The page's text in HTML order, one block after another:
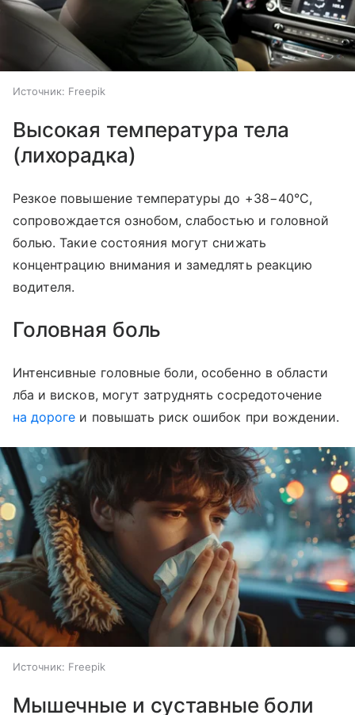
Источник: Freepik
Высокая температура тела
(лихорадка)
Резкое повышение температуры до +38−40°C,
сопровождается ознобом, слабостью и головной
болью. Такие состояния могут снижать
концентрацию внимания и замедлять реакцию
водителя.
Головная боль
Интенсивные головные боли, особенно в области
лба и висков, могут затруднять сосредоточение
на дороге и повышать риск ошибок при вождении.
Источник: Freepik
Мышечные и суставные боли